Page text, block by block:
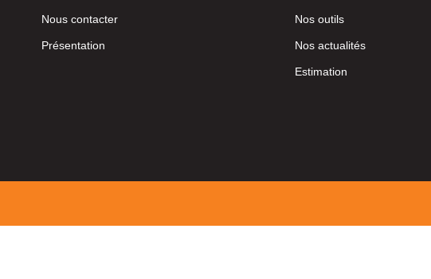
Nous contacter
Présentation
Nos outils
Nos actualités
Estimation